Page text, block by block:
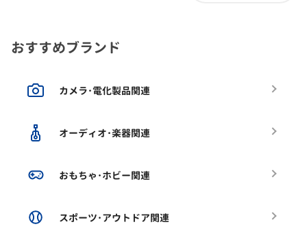
おすすめブランド
カメラ･電化製品関連
オーディオ･楽器関連
おもちゃ･ホビー関連
スポーツ･アウトドア関連